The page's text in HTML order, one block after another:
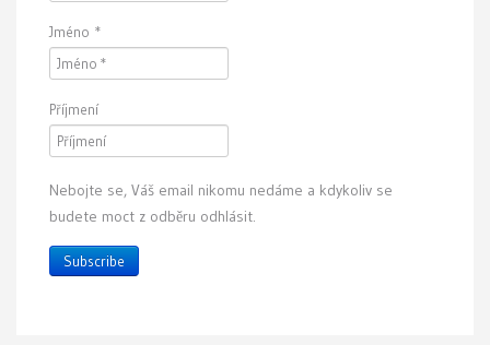
Jméno *
Příjmení
Nebojte se, Váš email nikomu nedáme a kdykoliv se
budete moct z odběru odhlásit.
Subscribe